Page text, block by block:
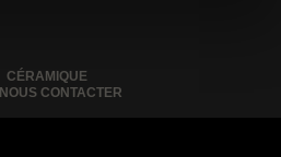
CÉRAMIQUE
NOUS CONTACTER